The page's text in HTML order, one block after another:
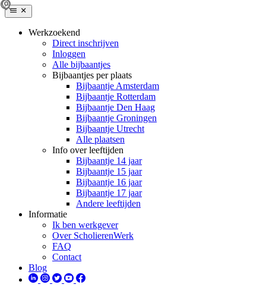
Werkzoekend
Direct inschrijven
Inloggen
Alle bijbaantjes
Bijbaantjes per plaats
Bijbaantje Amsterdam
Bijbaantje Rotterdam
Bijbaantje Den Haag
Bijbaantje Groningen
Bijbaantje Utrecht
Alle plaatsen
Info over leeftijden
Bijbaantje 14 jaar
Bijbaantje 15 jaar
Bijbaantje 16 jaar
Bijbaantje 17 jaar
Andere leeftijden
Informatie
Ik ben werkgever
Over ScholierenWerk
FAQ
Contact
Blog